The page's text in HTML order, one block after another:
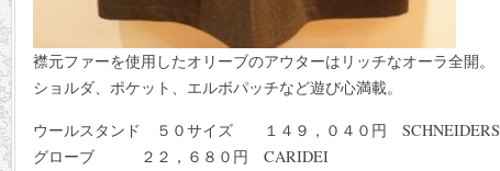
襟元ファーを使用したオリーブのアウターはリッチなオーラ全開。
ショルダ、ポケット、エルボパッチなど遊び心満載。
ウールスタンド ５０サイズ １４９，０４０円 SCHNEIDERS
グローブ ２２，６８０円 CARIDEI